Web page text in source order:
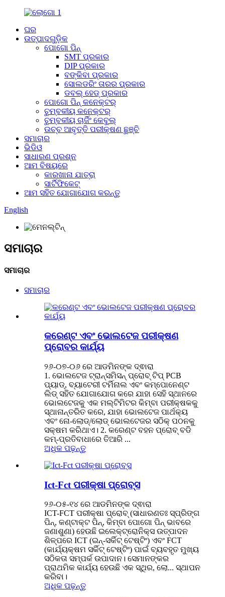
ଘର
ଉତ୍ପାଦଗୁଡ଼ିକ
ପୋଗୋ ପିନ୍
SMT ପ୍ରକାର
DIP ପ୍ରକାର
ବଙ୍କିବା ପ୍ରକାର
ସୋଲଡରିଂ ତାରର ପ୍ରକାର
ଡବଲ୍ ହେଡ୍ ପ୍ରକାର
ପୋଗୋ ପିନ୍ କନେକ୍ଟର୍
ଚୁମ୍ବକୀୟ କନେକ୍ଟର୍
ଚୁମ୍ବକୀୟ ଚାର୍ଜିଂ କେବୁଲ୍
ଉଚ୍ଚ ଆବୃତ୍ତି ପରୀକ୍ଷଣ ଛୁଞ୍ଚି
ସମାଚାର
ଭିଡିଓ
ସାଧାରଣ ପ୍ରଶ୍ନ
ଆମ ବିଷୟରେ
କାରଖାନା ଯାତ୍ରା
ସାର୍ଟିଫିକେଟ୍
ଆମ ସହିତ ଯୋଗାଯୋଗ କରନ୍ତୁ
English
ସମାଚାର
ସମାଚାର
ସମାଚାର
କରେଣ୍ଟ ଏବଂ ଭୋଲଟେଜ ପରୀକ୍ଷଣ
ପ୍ରୋବର କାର୍ଯ୍ୟ
୨୬-୦୭-୦୬ ରେ ଆଡମିନଙ୍କ ଦ୍ଵାରା
1. ଭୋଲଟେଜ ଟ୍ରାନ୍ସମିସନ୍ ପ୍ରୋବ୍ ଟିପ୍ PCB
ପ୍ୟାଡ୍, ବ୍ୟାଟେରୀ ଟର୍ମିନାଲ ଏବଂ କମ୍ପୋନେଣ୍ଟ
ଲିଡ୍ ସହିତ ଯୋଗାଯୋଗ କରେ ଯାହା ସେହି ସ୍ଥାନରେ
ଭୋଲଟେଜକୁ ଏକ ମଲ୍ଟିମିଟର କିମ୍ବା ପରୀକ୍ଷକକୁ
ସ୍ଥାନାନ୍ତରିତ କରେ, ଯାହା ଭୋଲଟେଜ ପାର୍ଥକ୍ୟ
ଏବଂ ନୋ-ଲୋଡ୍/ଲୋଡ୍ ଭୋଲଟେଜର ସଠିକ୍ ପଠନକୁ
ସକ୍ଷମ କରିଥାଏ। 2. କରେଣ୍ଟ ବହନ ପ୍ରୋବ୍ ବଡି
କମ୍-ପ୍ରତିବାଧାରେ ତିଆରି ...
ଅଧିକ ପଢ଼ନ୍ତୁ
Ict-Fct ପରୀକ୍ଷା ପ୍ରୋବ୍ସ
୨୬-୦୫-୧୪ ରେ ଆଡମିନଙ୍କ ଦ୍ଵାରା
ICT-FCT ପରୀକ୍ଷା ପ୍ରୋବ୍ (ସାଧାରଣତଃ ସ୍ପ୍ରିଙ୍ଗ
ପିନ୍, କଣ୍ଟାକ୍ଟ ପିନ୍, କିମ୍ବା ପୋଗୋ ପିନ୍ ଭାବରେ
ଜଣାଶୁଣା) ହେଉଛି ଇଲେକ୍ଟ୍ରୋନିକ୍ସ ଉତ୍ପାଦନ
ଶିଳ୍ପରେ ICT (ଇନ୍-ସର୍କିଟ୍ ଟେଷ୍ଟିଂ) ଏବଂ FCT
(କାର୍ଯ୍ୟକ୍ଷମ ସର୍କିଟ୍ ଟେଷ୍ଟିଂ) ପାଇଁ ବ୍ୟବହୃତ ମୁଖ୍ୟ
ସଠିକତା ସମ୍ପର୍କ ଉପାଦାନ। ସେମାନଙ୍କର
ପ୍ରାଥମିକ କାର୍ଯ୍ୟ ହେଉଛି ଏକ ସ୍ଥିର, ଲୋ... ସ୍ଥାପନ
କରିବା।
ଅଧିକ ପଢ଼ନ୍ତୁ